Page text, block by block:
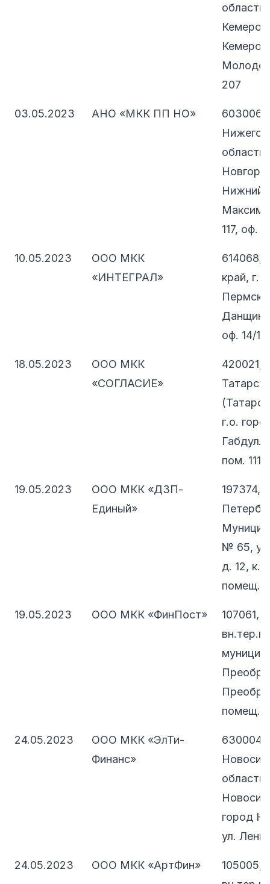
область
207
03.05.2023 АНО «МКК ПП НО»
603006,
Нижний
117, оф.
10.05.2023
ООО МКК
«ИНТЕГРАЛ»
614068,
край, г.
оф. 14/1
18.05.2023
ООО МКК
«СОГЛАСИЕ»
420021,
г.о.
пом. 1117
19.05.2023
ООО МКК «ДЗП-
Единый»
197374,
№ 65,
д. 12, к.
помещ.
19.05.2023 ООО МКК «ФинПост»
107061,
вн.тер.г.
помещ.
24.05.2023
ООО МКК «ЭлТи-
Финанс»
630004,
область,
город
ул.
24.05.2023 ООО МКК «АртФин»
105005,